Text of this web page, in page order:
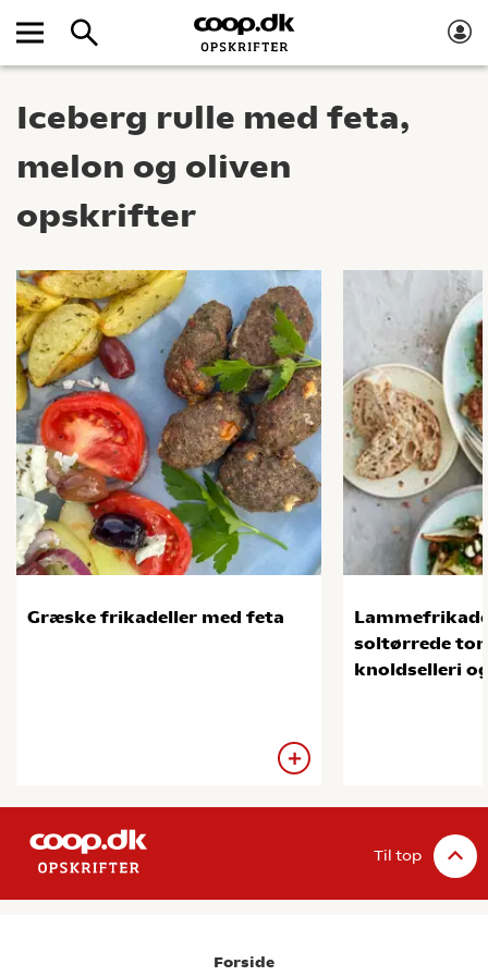
Iceberg rulle med feta,
melon og oliven
opskrifter
Græske frikadeller med feta
soltørrede
knoldselleri
Til top
Forside